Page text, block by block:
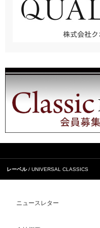
レーベル UNIVERSAL CLASSICS
ニュースレター